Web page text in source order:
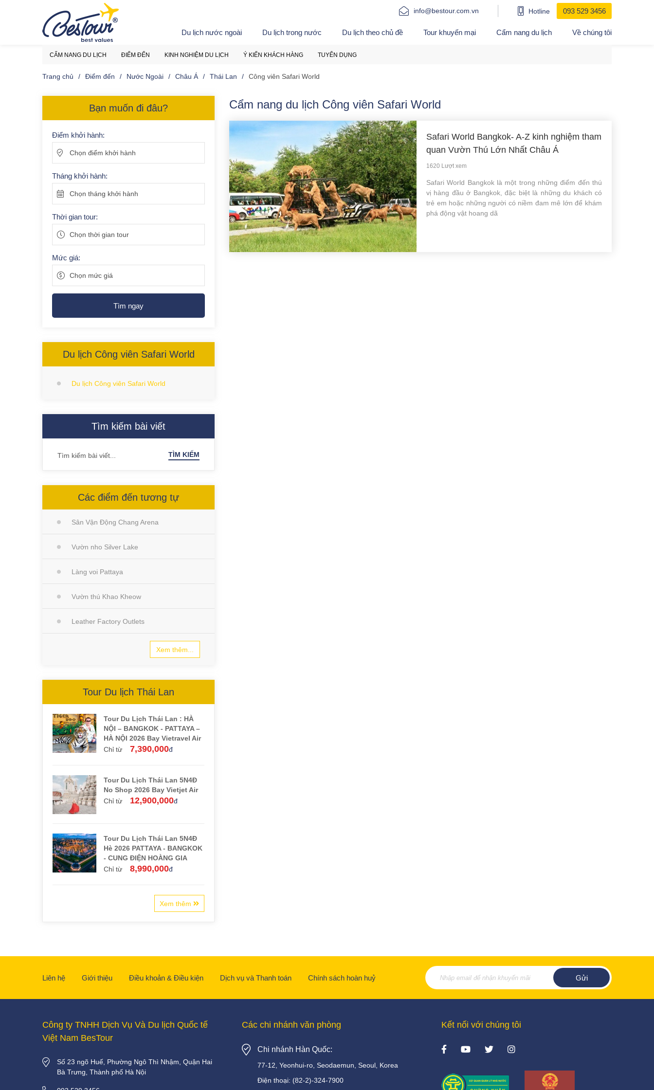
info@bestour.com.vn Hotline 093 529 3456
Du lịch nước ngoài Du lịch trong nước Du lịch theo chủ đề Tour khuyến mại Cẩm nang du lịch Về chúng tôi
CẨM NANG DU LỊCH ĐIỂM ĐẾN KINH NGHIỆM DU LỊCH Ý KIẾN KHÁCH HÀNG TUYỂN DỤNG
Trang chủ Điểm đến Nước Ngoài Châu Á Thái Lan Công viên Safari World
Bạn muốn đi đâu?
Điểm khởi hành:
Chọn điểm khởi hành
Tháng khởi hành:
Chọn tháng khởi hành
Thời gian tour:
Chọn thời gian tour
Mức giá:
Chọn mức giá
Tìm ngay
Du lịch Công viên Safari World
Du lịch Công viên Safari World
Tìm kiếm bài viết
TÌM KIẾM
Các điểm đến tương tự
Sân Vận Động Chang Arena
Vườn nho Silver Lake
Làng voi Pattaya
Vườn thú Khao Kheow
Leather Factory Outlets
Xem thêm...
Tour Du lịch Thái Lan
Tour Du Lịch Thái Lan : HÀ
NỘI – BANGKOK - PATTAYA –
HÀ NỘI 2026 Bay Vietravel Air
Chỉ từ
7,390,000đ
Tour Du Lịch Thái Lan 5N4Đ
No Shop 2026 Bay Vietjet Air
Chỉ từ
12,900,000đ
Tour Du Lịch Thái Lan 5N4Đ
Hè 2026 PATTAYA - BANGKOK
- CUNG ĐIỆN HOÀNG GIA
Chỉ từ
8,990,000đ
Xem thêm
Cẩm nang du lịch Công viên Safari World
Safari World Bangkok- A-Z kinh nghiệm tham
quan Vườn Thú Lớn Nhất Châu Á
1620 Lượt xem
Safari World Bangkok là một trong những điểm đến thú
vị hàng đầu ở Bangkok, đặc biệt là những du khách có
trẻ em hoặc những người có niềm đam mê lớn để khám
phá động vật hoang dã
Liên hệ Giới thiệu Điều khoản & Điều kiện Dịch vụ và Thanh toán Chính sách hoàn huỷ
Công ty TNHH Dịch Vụ Và Du lịch Quốc tế
Việt Nam BesTour
Số 23 ngõ Huế, Phường Ngô Thì Nhậm, Quận Hai
Bà Trưng, Thành phố Hà Nội
Các chi nhánh văn phòng
Chi nhánh Hàn Quốc:
77-12, Yeonhui-ro, Seodaemun, Seoul, Korea
Điện thoại: (82-2)-324-7900
Kết nối với chúng tôi